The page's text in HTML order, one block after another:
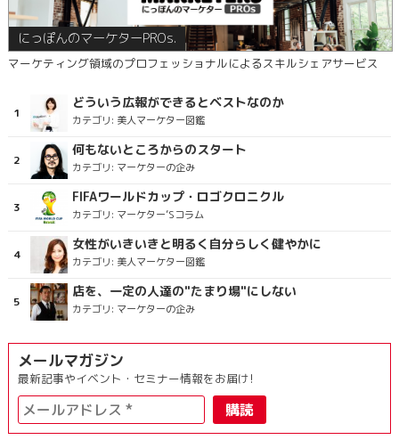
にっぽんのマーケターPROs.
マーケティング領域のプロフェッショナルによるスキルシェアサービス
どういう広報ができるとベストなのか
カテゴリ: 美人マーケター図鑑
何もないところからのスタート
カテゴリ: マーケターの企み
FIFAワールドカップ・ロゴクロニクル
カテゴリ: マーケター’Sコラム
女性がいきいきと明るく自分らしく健やかに
カテゴリ: 美人マーケター図鑑
店を、一定の人達の"たまり場"にしない
カテゴリ: マーケターの企み
メールマガジン
最新記事やイベント・セミナー情報をお届け!